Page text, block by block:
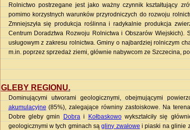
Rolnictwo postrzegane jest jako ważny czynnik kształtujący
pomimo korzystnych warunków przyrodniczych do rozwoju
Zmniejszyła się produkcja roślinna i radykalnie produkcja
Centrum Doradztwa Rozwoju Rolnictwa i Obszarów Wiejskich).
usługowym z zakresu rolnictwa. Gminy o najbardziej rolniczym
m.in. poprzez sprzedaż ziemi, głównie nabywcom ze Szczecina,
GLEBY REGIONU.
Dominującymi utworami geologicznymi, obejmującymi
akumulacyjne (85%), zalegające równiny zastoiskowe. Na
Dobre gleby gmin
Dobrai Kołbaskowowykształciły się
geologicznymi w tych gminach sągliny zwałowe i piaski na glinie